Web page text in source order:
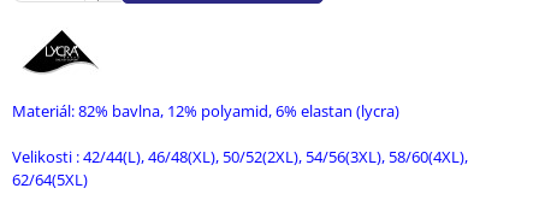
Materiál: 82% bavlna, 12% polyamid, 6% elastan (lycra)
Velikosti : 42/44(L), 46/48(XL), 50/52(2XL), 54/56(3XL), 58/60(4XL),
62/64(5XL)